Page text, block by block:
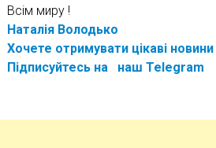
Всім миру !
Наталія Володько
Хочете отримувати цікаві
Підписуйтесь на наш Telegram